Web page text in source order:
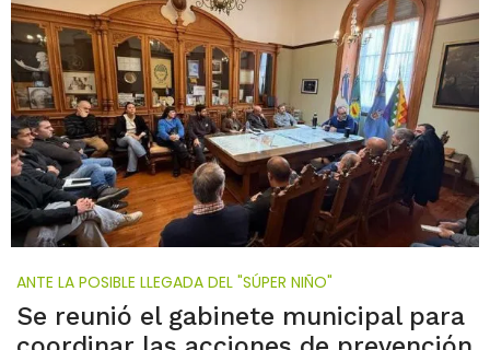
ANTE LA POSIBLE LLEGADA DEL "SÚPER NIÑO"
Se reunió el gabinete municipal para